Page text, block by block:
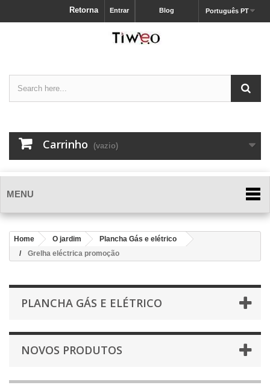
Português PT
Blog
Entrar
Retorna
Carrinho (vazio)
MENU
Home O jardim
Plancha Gás e elétrico
Grelha eléctrica promoção
PLANCHA GÁS E ELÉTRICO
NOVOS PRODUTOS